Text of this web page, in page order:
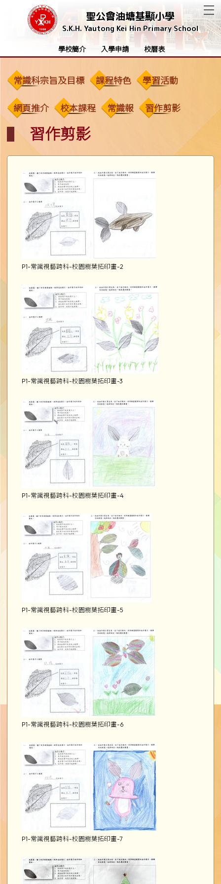
聖公會油塘基顯小學
S.K.H. Yautong Kei Hin Primary School
學校簡介 入學申請 校曆表
常識科宗旨及目標 課程特色 學習活動
網頁推介 校本課程 常識報 習作剪影
習作剪影
P1-常識視藝跨科-校園樹葉拓印畫-2
P1-常識視藝跨科-校園樹葉拓印畫-3
P1-常識視藝跨科-校園樹葉拓印畫-4
P1-常識視藝跨科-校園樹葉拓印畫-5
P1-常識視藝跨科-校園樹葉拓印畫-6
P1-常識視藝跨科-校園樹葉拓印畫-7